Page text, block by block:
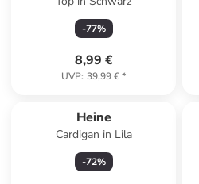
-77%
8,99 €
UVP: 39,99 €*
Heine
Cardigan in Lila
-72%